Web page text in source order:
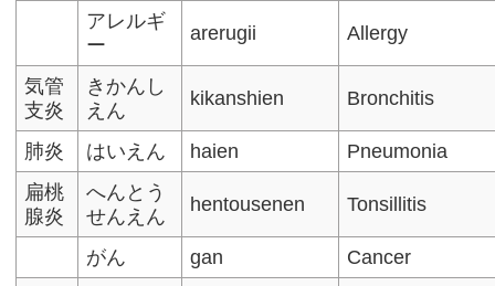
アレルギ
ー
arerugii Allergy
気管
支炎
きかんし
えん
kikanshien Bronchitis
肺炎 はいえん haien
Pneumonia
扁桃
腺炎
へんとう
せんえん
hentousenen Tonsillitis
がん gan
Cancer